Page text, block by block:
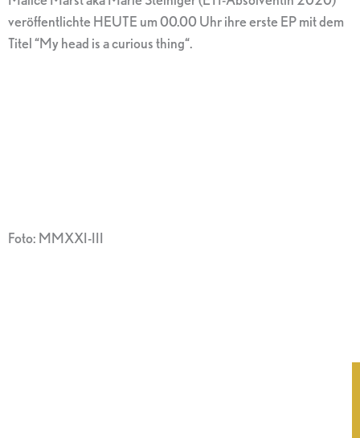
veröffentlichte HEUTE um 00.00 Uhr ihre erste EP mit dem
Titel “My head is a curious thing“.
Foto: MMXXI-III